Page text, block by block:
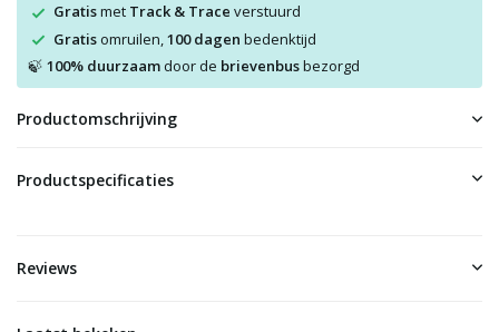
Gratismet Track & Trace verstuurd
Gratisomruilen, 100 dagen bedenktijd
🍃 100% duurzaamdoor de brievenbusbezorgd
Productomschrijving
Productspecificaties
Reviews